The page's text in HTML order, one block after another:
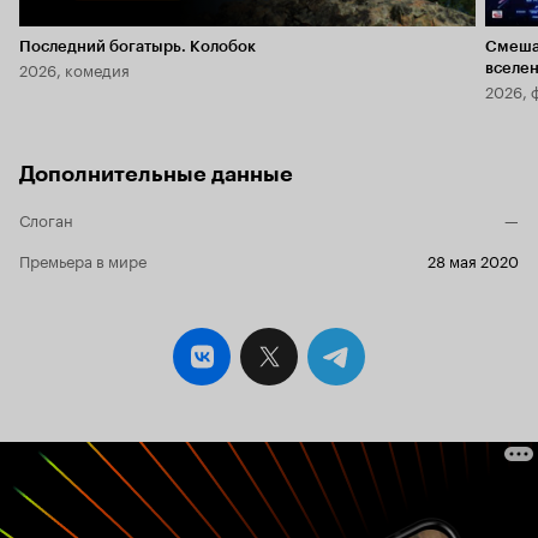
Последний богатырь. Колобок
2026, комедия
2026,
Дополнительные данные
Слоган
—
Премьера в мире
28 мая 2020